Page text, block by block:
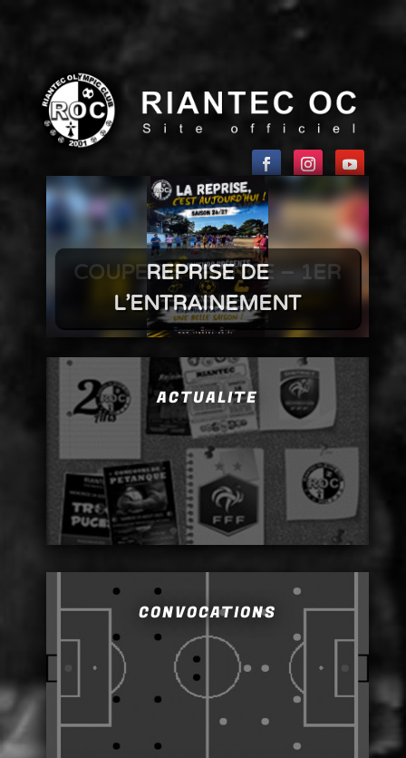
REPRISE DE
L’ENTRAINEMENT
ACTUALITE
CONVOCATIONS